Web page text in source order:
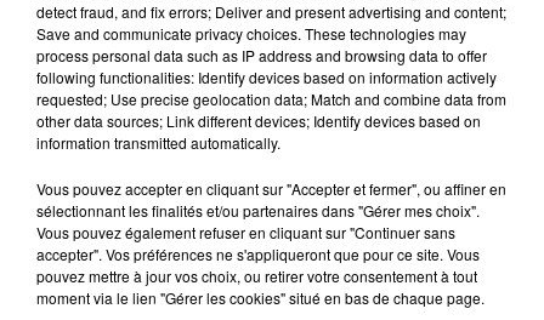
Flash infos
Crédit :Flash infos
detect fraud, and fix errors; Deliver and present advertising and content;
Save and communicate privacy choices. These technologies may
process personal data such as IP address and browsing data to offer
following functionalities: Identify devices based on information actively
requested; Use precise geolocation data; Match and combine data from
other data sources; Link different devices; Identify devices based on
information transmitted automatically.
Vous pouvez accepter en cliquant sur "Accepter et fermer", ou affiner en
sélectionnant les finalités et/ou partenaires dans "Gérer mes choix".
Vous pouvez également refuser en cliquant sur "Continuer sans
accepter". Vos préférences ne s'appliqueront que pour ce site. Vous
pouvez mettre à jour vos choix, ou retirer votre consentement à tout
moment via le lien "Gérer les cookies" situé en bas de chaque page.